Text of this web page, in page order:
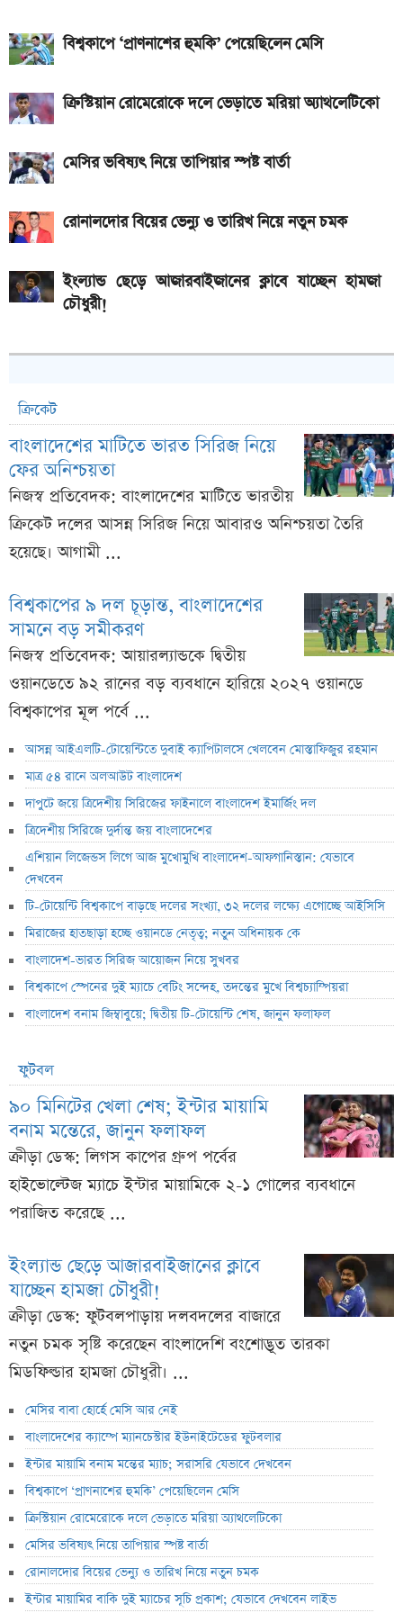
Xiaomi launches Redmi 17, থাকছে
বিশ্বকাপে ‘প্রাণনাশের হুমকি’ পেয়েছিলেন মেসি
ক্রিস্টিয়ান রোমেরোকে দলে ভেড়াতে মরিয়া অ্যাথলেটিকো
মেসির ভবিষ্যৎ নিয়ে তাপিয়ার স্পষ্ট বার্তা
রোনালদোর বিয়ের ভেন্যু ও তারিখ নিয়ে নতুন চমক
ইংল্যান্ড ছেড়ে আজারবাইজানের ক্লাবে যাচ্ছেন হামজা
চৌধুরী!
ক্রিকেট
বাংলাদেশের মাটিতে ভারত সিরিজ নিয়ে
ফের অনিশ্চয়তা
নিজস্ব প্রতিবেদক: বাংলাদেশের মাটিতে ভারতীয়
ক্রিকেট দলের আসন্ন সিরিজ নিয়ে আবারও অনিশ্চয়তা তৈরি
হয়েছে। আগামী ...
বিশ্বকাপের ৯ দল চূড়ান্ত, বাংলাদেশের
সামনে বড় সমীকরণ
নিজস্ব প্রতিবেদক: আয়ারল্যান্ডকে দ্বিতীয়
ওয়ানডেতে ৯২ রানের বড় ব্যবধানে হারিয়ে ২০২৭ ওয়ানডে
বিশ্বকাপের মূল পর্বে ...
আসন্ন আইএলটি-টোয়েন্টিতে দুবাই ক্যাপিটালসে খেলবেন মোস্তাফিজুর রহমান
মাত্র ৫৪ রানে অলআউট বাংলাদেশ
দাপুটে জয়ে ত্রিদেশীয় সিরিজের ফাইনালে বাংলাদেশ ইমার্জিং দল
ত্রিদেশীয় সিরিজে দুর্দান্ত জয় বাংলাদেশের
এশিয়ান লিজেন্ডস লিগে আজ মুখোমুখি বাংলাদেশ-আফগানিস্তান: যেভাবে
দেখবেন
টি-টোয়েন্টি বিশ্বকাপে বাড়ছে দলের সংখ্যা, ৩২ দলের লক্ষ্যে এগোচ্ছে আইসিসি
মিরাজের হাতছাড়া হচ্ছে ওয়ানডে নেতৃত্ব; নতুন অধিনায়ক কে
বাংলাদেশ-ভারত সিরিজ আয়োজন নিয়ে সুখবর
বিশ্বকাপে স্পেনের দুই ম্যাচে বেটিং সন্দেহ, তদন্তের মুখে বিশ্বচ্যাম্পিয়রা
বাংলাদেশ বনাম জিম্বাবুয়ে; দ্বিতীয় টি-টোয়েন্টি শেষ, জানুন ফলাফল
ফুটবল
৯০ মিনিটের খেলা শেষ; ইন্টার মায়ামি
বনাম মন্তেরে, জানুন ফলাফল
ক্রীড়া ডেস্ক: লিগস কাপের গ্রুপ পর্বের
হাইভোল্টেজ ম্যাচে ইন্টার মায়ামিকে ২-১ গোলের ব্যবধানে
পরাজিত করেছে ...
ইংল্যান্ড ছেড়ে আজারবাইজানের ক্লাবে
যাচ্ছেন হামজা চৌধুরী!
ক্রীড়া ডেস্ক: ফুটবলপাড়ায় দলবদলের বাজারে
নতুন চমক সৃষ্টি করেছেন বাংলাদেশি বংশোদ্ভূত তারকা
মিডফিল্ডার হামজা চৌধুরী। ...
মেসির বাবা হোর্হে মেসি আর নেই
বাংলাদেশের ক্যাম্পে ম্যানচেস্টার ইউনাইটেডের ফুটবলার
ইন্টার মায়ামি বনাম মন্তের ম্যাচ; সরাসরি যেভাবে দেখবেন
বিশ্বকাপে ‘প্রাণনাশের হুমকি’ পেয়েছিলেন মেসি
ক্রিস্টিয়ান রোমেরোকে দলে ভেড়াতে মরিয়া অ্যাথলেটিকো
মেসির ভবিষ্যৎ নিয়ে তাপিয়ার স্পষ্ট বার্তা
রোনালদোর বিয়ের ভেন্যু ও তারিখ নিয়ে নতুন চমক
ইন্টার মায়ামির বাকি দুই ম্যাচের সূচি প্রকাশ; যেভাবে দেখবেন লাইভ